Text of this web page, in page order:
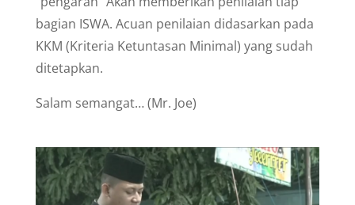
bagian ISWA. Acuan penilaian didasarkan pada
KKM (Kriteria Ketuntasan Minimal) yang sudah
ditetapkan.
Salam semangat… (Mr. Joe)